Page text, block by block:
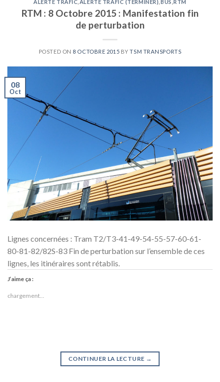
ALERTE TRAFIC ALERTE TRAFIC (TERMINER) BUS ,RTM
RTM : 8 Octobre 2015 : Manifestation fin
de perturbation
POSTED ON 8 OCTOBRE 2015 BYTSM TRANSPORTS
08
Oct
Lignes concernées : Tram T2/T3-41-49-54-55-57-60-61-
80-81-82/82S-83 Fin de perturbation sur l’ensemble de ces
lignes, les itinéraires sont rétablis.
J’aime ça :
chargement…
CONTINUER LA LECTURE →